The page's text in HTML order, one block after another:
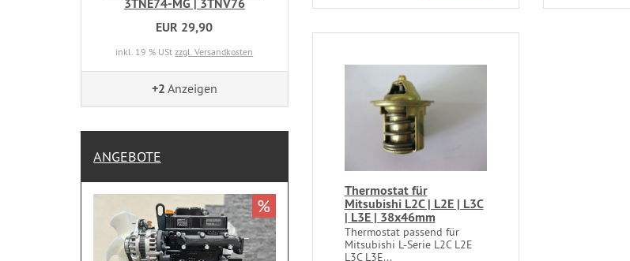
Thermostat für
Mitsubishi L2C | L2E | L3C
| L3E | 38x46mm
Thermostat passend für
Mitsubishi L-Serie L2C L2E
L3C L3E...
3TNE74-MG | 3TNV76
EUR 29,90
inkl. 19 % UStzzgl. Versandkosten
+2 Anzeigen
ANGEBOTE
%